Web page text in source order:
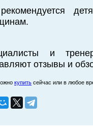
и
отзывы и
купить сейчас или в любое